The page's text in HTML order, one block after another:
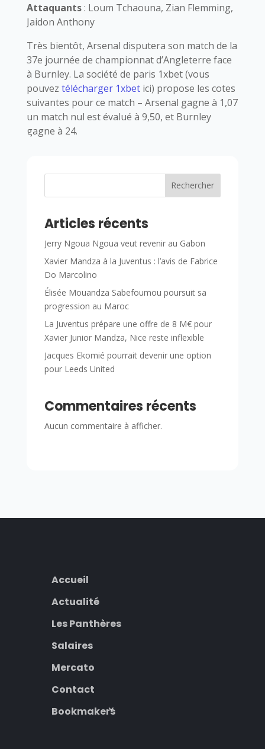
Attaquants: Loum Tchaouna, Zian Flemming,
Jaidon Anthony
Très bientôt, Arsenal disputera son match de la
37e journée de championnat d’Angleterre face
à Burnley. La société de paris 1xbet (vous
pouvez télécharger 1xbetici) propose les cotes
suivantes pour ce match – Arsenal gagne à 1,07
un match nul est évalué à 9,50, et Burnley
gagne à 24.
Rechercher
Articles récents
Jerry Ngoua Ngoua veut revenir au Gabon
Xavier Mandza à la Juventus : l’avis de Fabrice
Do Marcolino
Élisée Mouandza Sabefoumou poursuit sa
progression au Maroc
La Juventus prépare une offre de 8 M€ pour
Xavier Junior Mandza, Nice reste inflexible
Jacques Ekomié pourrait devenir une option
pour Leeds United
Commentaires récents
Aucun commentaire à afficher.
Accueil
Actualité
Les Panthères
Salaires
Mercato
Contact
Bookmakers